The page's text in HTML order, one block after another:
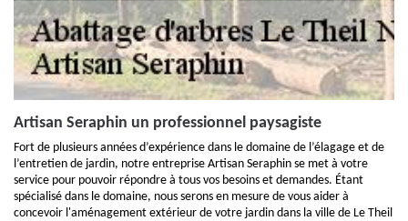
Artisan Seraphin un professionnel paysagiste
Fort de plusieurs années d’expérience dans le domaine de l’élagage et de
l’entretien de jardin, notre entreprise Artisan Seraphin se met à votre
service pour pouvoir répondre à tous vos besoins et demandes. Étant
spécialisé dans le domaine, nous serons en mesure de vous aider à
concevoir l'aménagement extérieur de votre jardin dans la ville de Le Theil